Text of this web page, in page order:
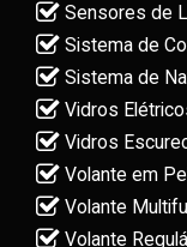
Sensores de
Sistema de
Sistema de
Vidros
Vidros
Volante em
Volante
Volante